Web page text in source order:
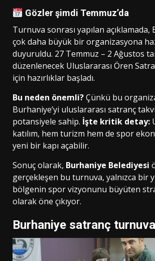
Gözler şimdi Temmuz’da
Turnuva sonrası yapılan açıklamada,
çok daha büyük bir organizasyona
duyuruldu. 27 Temmuz – 2 Ağustos
düzenlenecek Uluslararası Ören
için hazırlıklar başladı.
Bu neden önemli?Çünkü bu
Burhaniye’yi uluslararası satranç
potansiyele sahip. İşte kritik detay:
katılım, hem turizm hem de spor
yeni bir kapı açabilir.
Sonuç olarak, Burhaniye Belediyesi
gerçekleşen bu turnuva, yalnızca bir
bölgenin spor vizyonunu büyüten
olarak öne çıkıyor.
Burhaniye satranç